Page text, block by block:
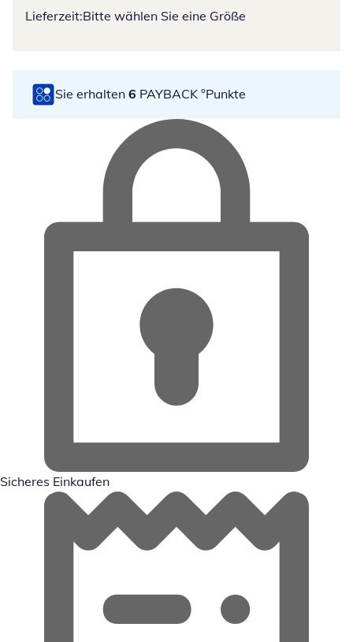
Lieferzeit:Bitte wählen Sie eine Größe
Sie erhalten 6 PAYBACK °Punkte
Sicheres Einkaufen